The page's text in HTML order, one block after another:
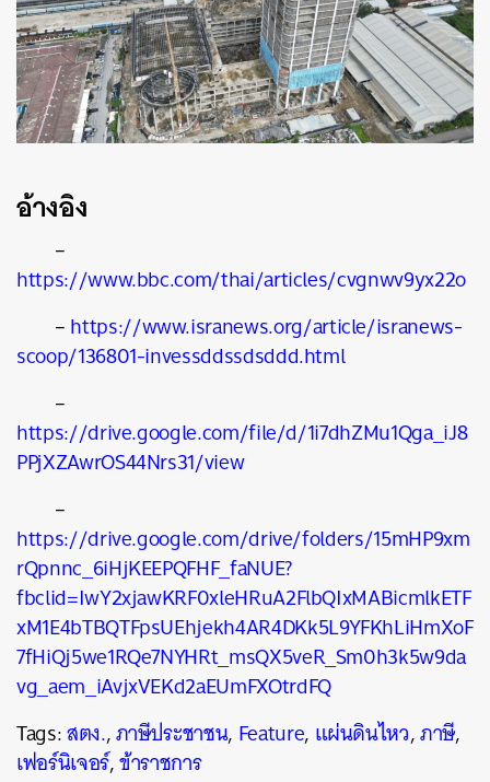
อ้างอิง
–
https://www.bbc.com/thai/articles/cvgnwv9yx22o
–https://www.isranews.org/article/isranews-
scoop/136801-invessddssdsddd.html
–
https://drive.google.com/file/d/1i7dhZMu1Qga_iJ8
PPjXZAwrOS44Nrs31/view
–
https://drive.google.com/drive/folders/15mHP9xm
rQpnnc_6iHjKEEPQFHF_faNUE?
fbclid=IwY2xjawKRF0xleHRuA2FlbQIxMABicmlkETF
xM1E4bTBQTFpsUEhjekh4AR4DKk5L9YFKhLiHmXoF
7fHiQj5we1RQe7NYHRt_msQX5veR_Sm0h3k5w9da
vg_aem_iAvjxVEKd2aEUmFXOtrdFQ
Tags:สตง.,ภาษีประชาชน, Feature, แผ่นดินไหว,ภาษี,
เฟอร์นิเจอร์,ข้าราชการ